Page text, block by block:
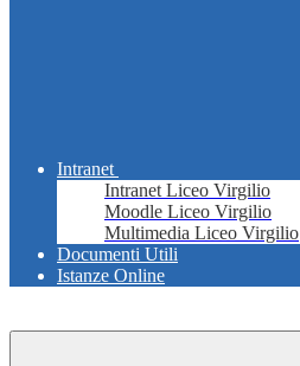
Intranet
Intranet Liceo Virgilio
Moodle Liceo Virgilio
Multimedia Liceo Virgilio
Documenti Utili
Istanze Online